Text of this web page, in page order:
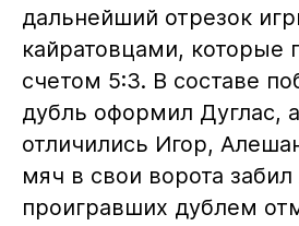
дальнейший отрезок
кайратовцами, которые
счетом 5:3. В составе
дубль оформил Дуглас,
отличились Игор,
мяч в свои ворота
проигравших дублем